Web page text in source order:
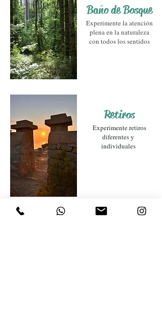
Baño de Bosque
Experimente la atención
plena en la naturaleza
con todos los sentidos
Retiros
Experimente retiros
diferentes y
individuales